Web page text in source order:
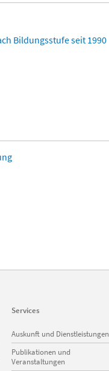
Bildungsstufe seit 1990
Services
Navigation
überspringen
Auskunft und Dienstleistungen
Publikationen und
Veranstaltungen